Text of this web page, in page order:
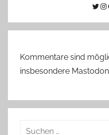
Kommentare sind
insbesondere
Suchen